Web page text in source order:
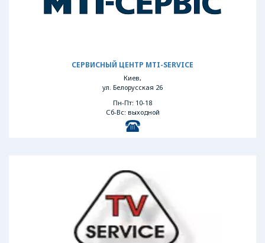
СЕРВИСНЫЙ ЦЕНТР MTI-SERVICE
Киев,
ул. Белорусская 26
Пн-Пт: 10-18
Сб-Вс: выходной